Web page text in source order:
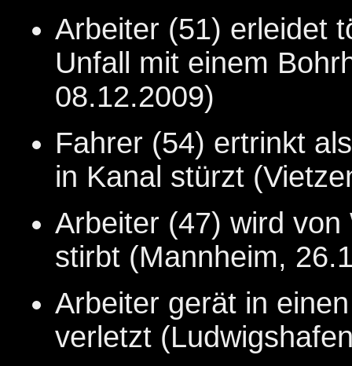
Arbeiter (51) erleidet
Unfall mit einem
08.12.2009)
Fahrer (54) ertrinkt
in Kanal stürzt
Arbeiter (47) wird
stirbt (Mannheim,
Arbeiter gerät in
verletzt